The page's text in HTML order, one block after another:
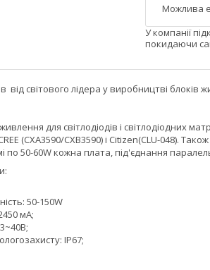
У компанії
покидаючи
від світового лідера у виробництві
для світлодіодів і світлодіодних
(CXA3590/CXB3590) і Citizen(CLU-048).
по 50-60W кожна плата, під'єднання
50-150W
мА;
IP67;